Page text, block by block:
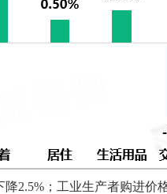
2.5%；工业生产者购进价格